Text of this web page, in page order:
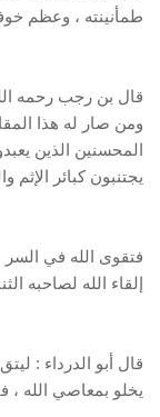
طمأنينته ، وعظم
قال بن رجب رحمه
ومن صار له هذا
المحسنين الذين
يجتنبون كبائر الإثم
فتقوى الله في السر
إلقاء الله لصاحبه
قال أبو الدرداء :
يخلو بمعاصي الله ،